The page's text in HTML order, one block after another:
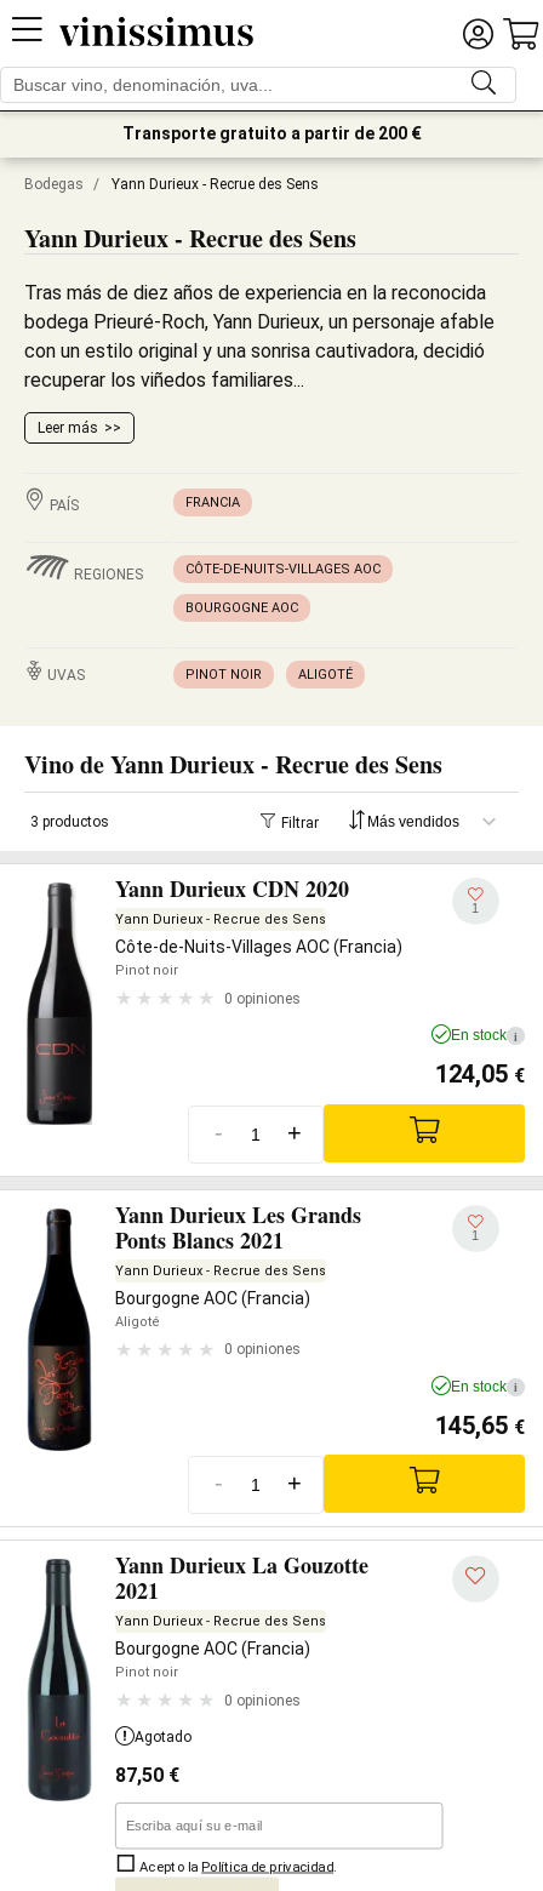
Transporte gratuito a partir de 200 €
Bodegas / Yann Durieux - Recrue des Sens
Yann Durieux - Recrue des Sens
Tras más de diez años de experiencia en la reconocida
bodega Prieuré-Roch, Yann Durieux, un personaje afable
con un estilo original y una sonrisa cautivadora, decidió
recuperar los viñedos familiares...
Leer más
PAÍS FRANCIA
REGIONES CÔTE-DE-NUITS-VILLAGES AOC
BOURGOGNE AOC
UVAS PINOT NOIR ALIGOTÉ
Vino de Yann Durieux - Recrue des Sens
3 productos Filtrar
Yann Durieux CDN 2020
Yann Durieux - Recrue des Sens
Côte-de-Nuits-Villages AOC (Francia)
Pinot noir
0 opiniones
1
En stock i
124,05 €
- +
Yann Durieux Les Grands
Ponts Blancs 2021
Yann Durieux - Recrue des Sens
Bourgogne AOC (Francia)
Aligoté
0 opiniones
1
En stock i
145,65 €
- +
Yann Durieux La Gouzotte
2021
Yann Durieux - Recrue des Sens
Bourgogne AOC (Francia)
Pinot noir
0 opiniones
Agotado
87,50 €
Acepto la Política de privacidad